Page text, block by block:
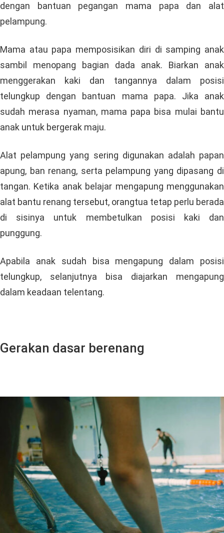
dengan bantuan pegangan mama papa dan alat
pelampung.
Mama atau papa memposisikan diri di samping anak
sambil menopang bagian dada anak. Biarkan anak
menggerakan kaki dan tangannya dalam posisi
telungkup dengan bantuan mama papa. Jika anak
sudah merasa nyaman, mama papa bisa mulai bantu
anak untuk bergerak maju.
Alat pelampung yang sering digunakan adalah papan
apung, ban renang, serta pelampung yang dipasang di
tangan. Ketika anak belajar mengapung menggunakan
alat bantu renang tersebut, orangtua tetap perlu berada
di sisinya untuk membetulkan posisi kaki dan
punggung.
Apabila anak sudah bisa mengapung dalam posisi
telungkup, selanjutnya bisa diajarkan mengapung
dalam keadaan telentang.
Gerakan dasar berenang